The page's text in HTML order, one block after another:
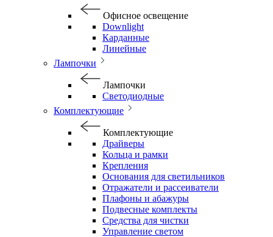
Офисное освещение
Downlight
Карданные
Линейные
Лампочки
Лампочки
Светодиодные
Комплектующие
Комплектующие
Драйверы
Кольца и рамки
Крепления
Основания для светильников
Отражатели и рассеиватели
Плафоны и абажуры
Подвесные комплекты
Средства для чистки
Управление светом